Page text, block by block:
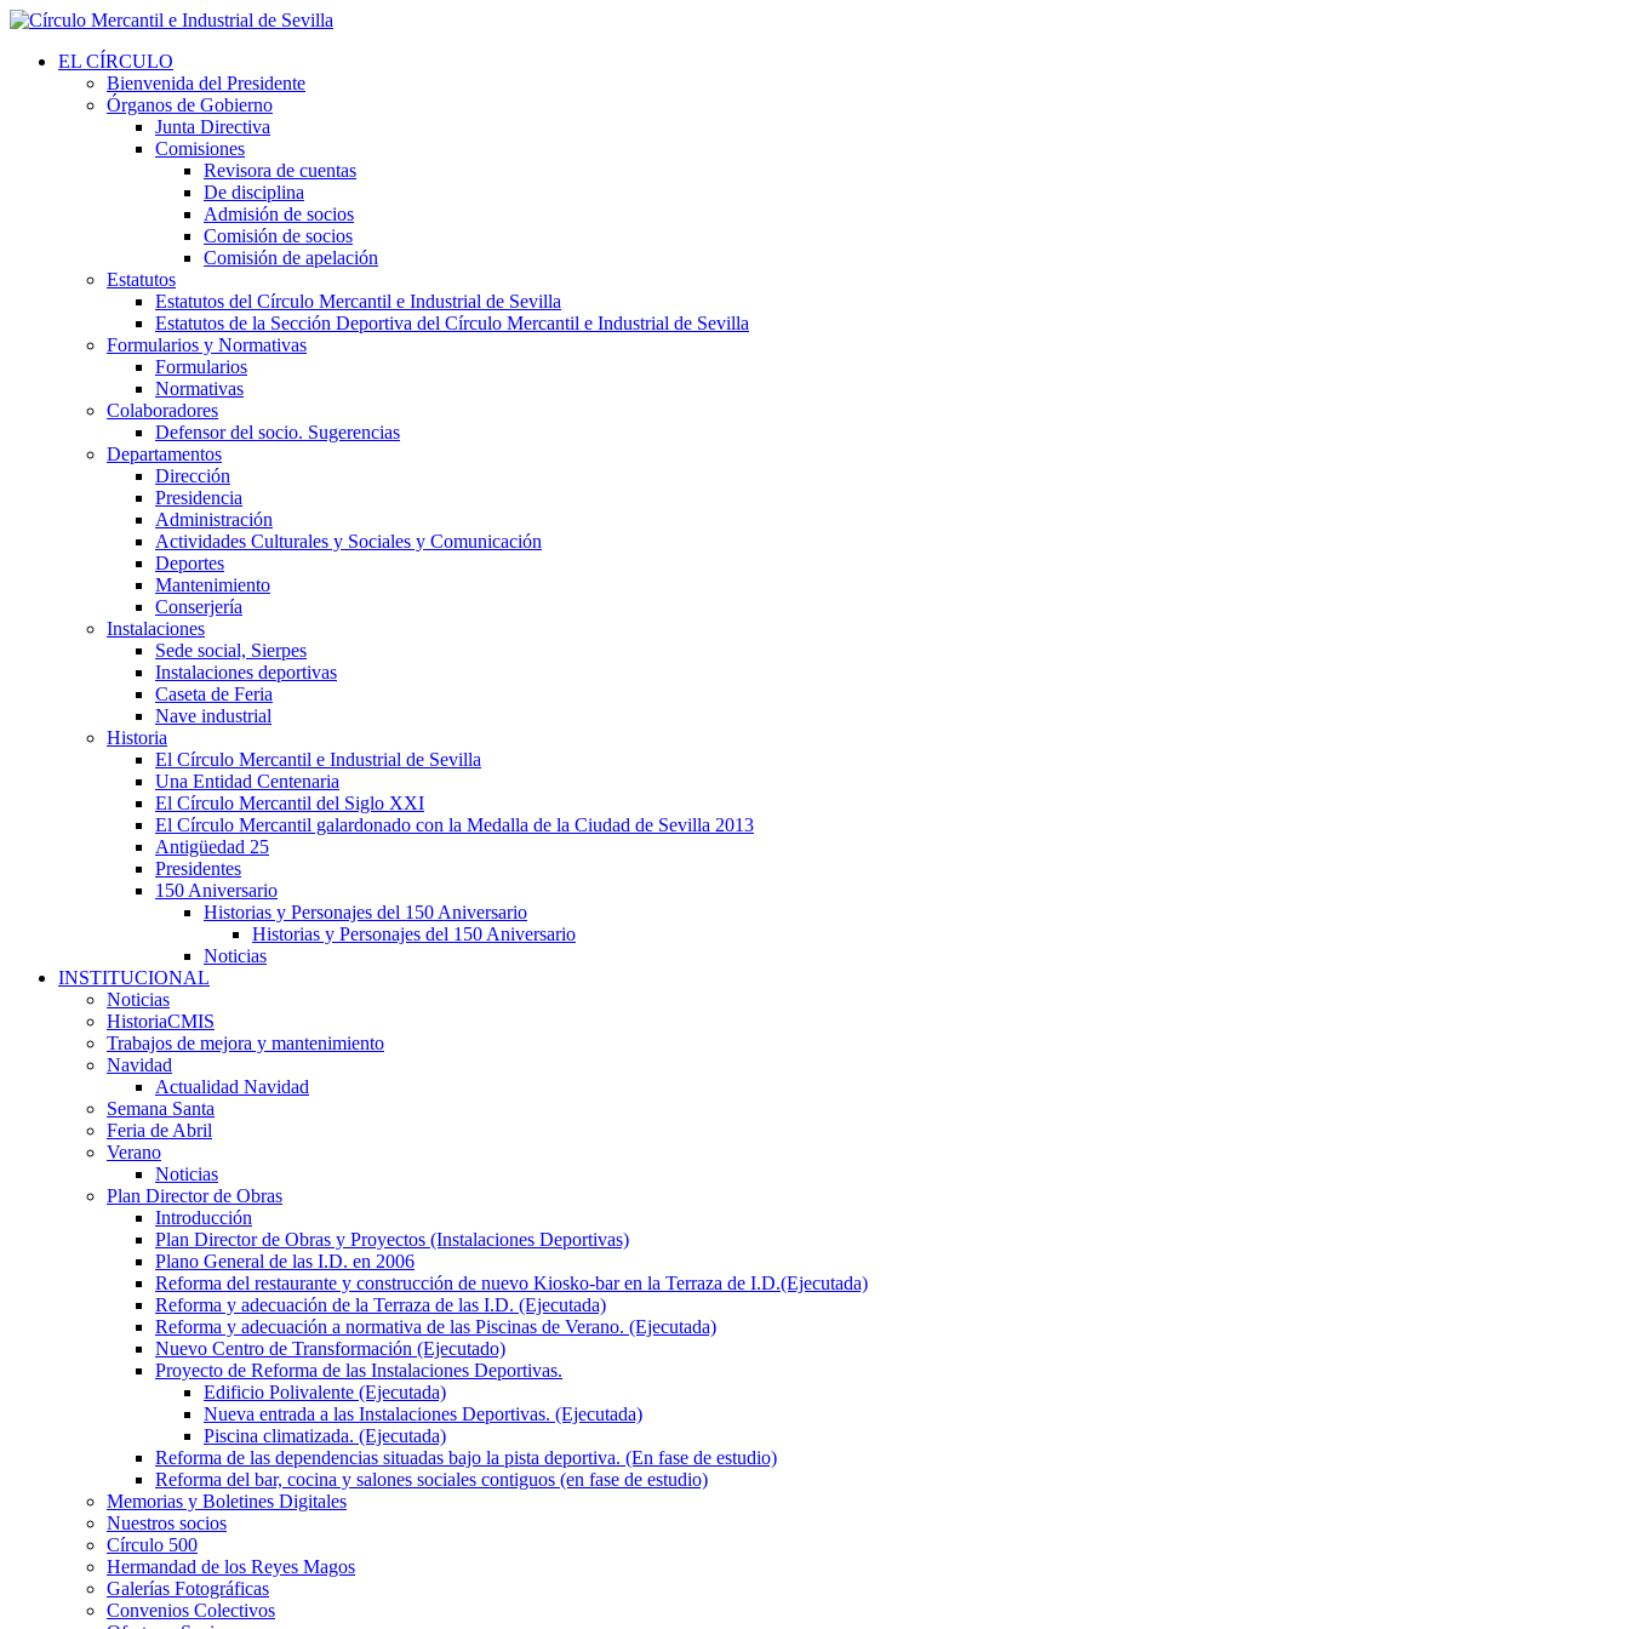
EL CÍRCULO
Bienvenida del Presidente
Órganos de Gobierno
Junta Directiva
Comisiones
Revisora de cuentas
De disciplina
Admisión de socios
Comisión de socios
Comisión de apelación
Estatutos
Estatutos del Círculo Mercantil e Industrial de Sevilla
Estatutos de la Sección Deportiva del Círculo Mercantil e Industrial de Sevilla
Formularios y Normativas
Formularios
Normativas
Colaboradores
Defensor del socio. Sugerencias
Departamentos
Dirección
Presidencia
Administración
Actividades Culturales y Sociales y Comunicación
Deportes
Mantenimiento
Conserjería
Instalaciones
Sede social, Sierpes
Instalaciones deportivas
Caseta de Feria
Nave industrial
Historia
El Círculo Mercantil e Industrial de Sevilla
Una Entidad Centenaria
El Círculo Mercantil del Siglo XXI
El Círculo Mercantil galardonado con la Medalla de la Ciudad de Sevilla 2013
Antigüedad 25
Presidentes
150 Aniversario
Historias y Personajes del 150 Aniversario
Historias y Personajes del 150 Aniversario
Noticias
INSTITUCIONAL
Noticias
HistoriaCMIS
Trabajos de mejora y mantenimiento
Navidad
Actualidad Navidad
Semana Santa
Feria de Abril
Verano
Noticias
Plan Director de Obras
Introducción
Plan Director de Obras y Proyectos (Instalaciones Deportivas)
Plano General de las I.D. en 2006
Reforma del restaurante y construcción de nuevo Kiosko-bar en la Terraza de I.D.(Ejecutada)
Reforma y adecuación de la Terraza de las I.D. (Ejecutada)
Reforma y adecuación a normativa de las Piscinas de Verano. (Ejecutada)
Nuevo Centro de Transformación (Ejecutado)
Proyecto de Reforma de las Instalaciones Deportivas.
Edificio Polivalente (Ejecutada)
Nueva entrada a las Instalaciones Deportivas. (Ejecutada)
Piscina climatizada. (Ejecutada)
Reforma de las dependencias situadas bajo la pista deportiva. (En fase de estudio)
Reforma del bar, cocina y salones sociales contiguos (en fase de estudio)
Memorias y Boletines Digitales
Nuestros socios
Círculo 500
Hermandad de los Reyes Magos
Galerías Fotográficas
Convenios Colectivos